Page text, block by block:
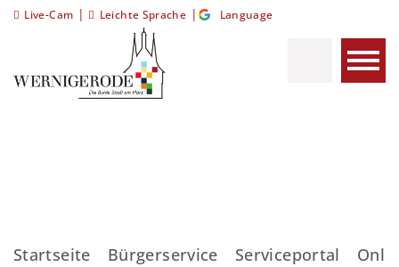
Live-Cam | Leichte Sprache | Language
Startseite Bürgerservice Serviceportal